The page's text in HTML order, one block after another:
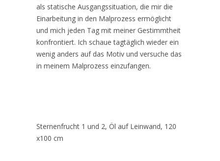
als statische Ausgangssituation, die mir die
Einarbeitung in den Malprozess ermöglicht
und mich jeden Tag mit meiner Gestimmtheit
konfrontiert. Ich schaue tagtäglich wieder ein
wenig anders auf das Motiv und versuche das
in meinem Malprozess einzufangen.
Sternenfrucht 1 und 2, Öl auf Leinwand, 120
x100 cm